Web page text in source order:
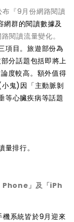
『9月份網路閱讀
群的閱讀數據及
閱讀流量變化。
項目。旅遊部份為
分話題包括即將上
度較高。額外值得
鬼)因「主動脈剝
等心臟疾病等話題
排行。
Phone」及「iPh
系統皆於9月迎來